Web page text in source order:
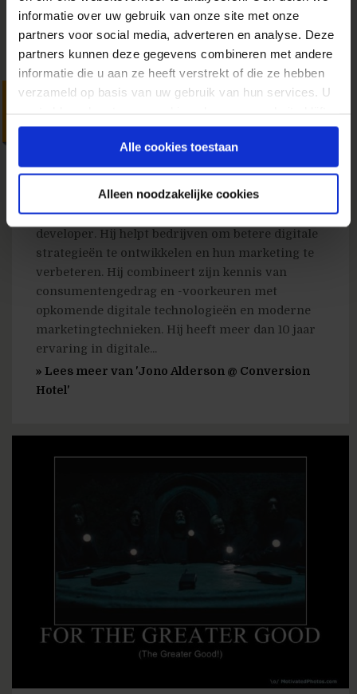
informatie over uw gebruik van onze site met onze
partners voor social media, adverteren en analyse. Deze
partners kunnen deze gegevens combineren met andere
informatie die u aan ze heeft verstrekt of die ze hebben
verzameld op basis van uw gebruik van hun services. U
gebruiken.
Alle cookies toestaan
Alleen noodzakelijke cookies
Jono Alderson @
Conversion Hotel
20 december 2016doorKyra
Jono Alderson is een digital strategist,
marketing technologist en een full-stack
developer. Hij helpt bedrijven om betere digitale
strategieën te ontwikkelen en hun marketing te
verbeteren. Hij combineert zijn kennis van
consumentengedrag en -voorkeuren met
opkomende digitale technologieën en moderne
marketingtechnieken. Hij heeft meer dan 10 jaar
ervaring in digitale...
» Lees meer van 'Jono Alderson @ Conversion
Hotel'